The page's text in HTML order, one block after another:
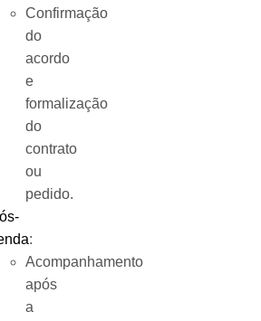
Confirmação
do
acordo
e
formalização
do
contrato
ou
pedido.
:
Acompanhamento
após
a